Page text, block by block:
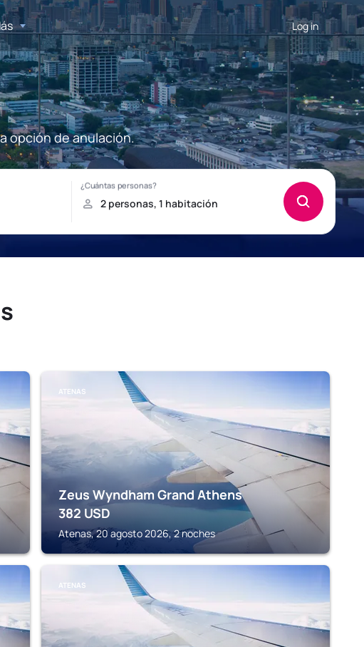
Log in
opción de anulación.
ATENAS
Zeus Wyndham Grand Athens
382 USD
Atenas, 20 agosto 2026, 2 noches
ATENAS